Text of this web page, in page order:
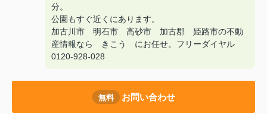
分。
公園もすぐ近くにあります。
加古川市 明石市 高砂市 加古郡 姫路市の不動
産情報なら きこう にお任せ。フリーダイヤル
0120-928-028
無料 お問い合わせ